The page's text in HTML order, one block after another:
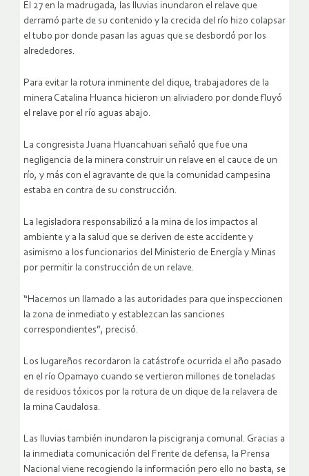
El 27 en la madrugada, las lluvias inundaron el relave que
derramó parte de su contenido y la crecida del río hizo colapsar
el tubo por donde pasan las aguas que se desbordó por los
alrededores.
Para evitar la rotura inminente del dique, trabajadores de la
minera Catalina Huanca hicieron un aliviadero por donde fluyó
el relave por el río aguas abajo.
La congresista Juana Huancahuari señaló que fue una
negligencia de la minera construir un relave en el cauce de un
río, y más con el agravante de que la comunidad campesina
estaba en contra de su construcción.
La legisladora responsabilizó a la mina de los impactos al
ambiente y a la salud que se deriven de este accidente y
asimismo a los funcionarios del Ministerio de Energía y Minas
por permitir la construcción de un relave.
“Hacemos un llamado a las autoridades para que inspeccionen
la zona de inmediato y establezcan las sanciones
correspondientes”, precisó.
Los lugareños recordaron la catástrofe ocurrida el año pasado
en el río Opamayo cuando se vertieron millones de toneladas
de residuos tóxicos por la rotura de un dique de la relavera de
la mina Caudalosa.
Las lluvias también inundaron la piscigranja comunal. Gracias a
la inmediata comunicación del Frente de defensa, la Prensa
Nacional viene recogiendo la información pero ello no basta, se